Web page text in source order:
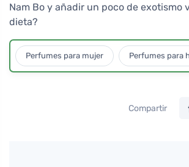
Nam Bo y añadir un poco de exotismo
dieta?
Perfumes para mujer Perfumes para
Compartir